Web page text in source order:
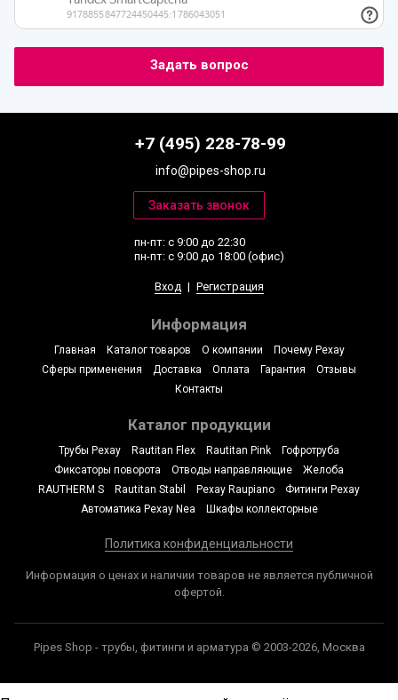
+7 (495) 228-78-99
info@pipes-shop.ru
пн-пт: с 9:00 до 22:30
пн-пт: с 9:00 до 18:00 (офис)
Вход | Регистрация
Информация
Главная Каталог товаров О компании
Почему Рехау
Сферы применения
Доставка Оплата Гарантия
Отзывы
Контакты
Каталог продукции
Трубы Рехау Rautitan Flex Rautitan Pink
Гофротруба
Фиксаторы поворота
Отводы направляющие
Желоба
RAUTHERM S
Rautitan Stabil Рехау Raupiano
Фитинги Рехау
Автоматика Рехау Nea
Шкафы коллекторные
Политика конфиденциальности
Информация о ценах и наличии товаров не является публичной
офертой.
Pipes Shop - трубы, фитинги и арматура © 2003-2026, Москва